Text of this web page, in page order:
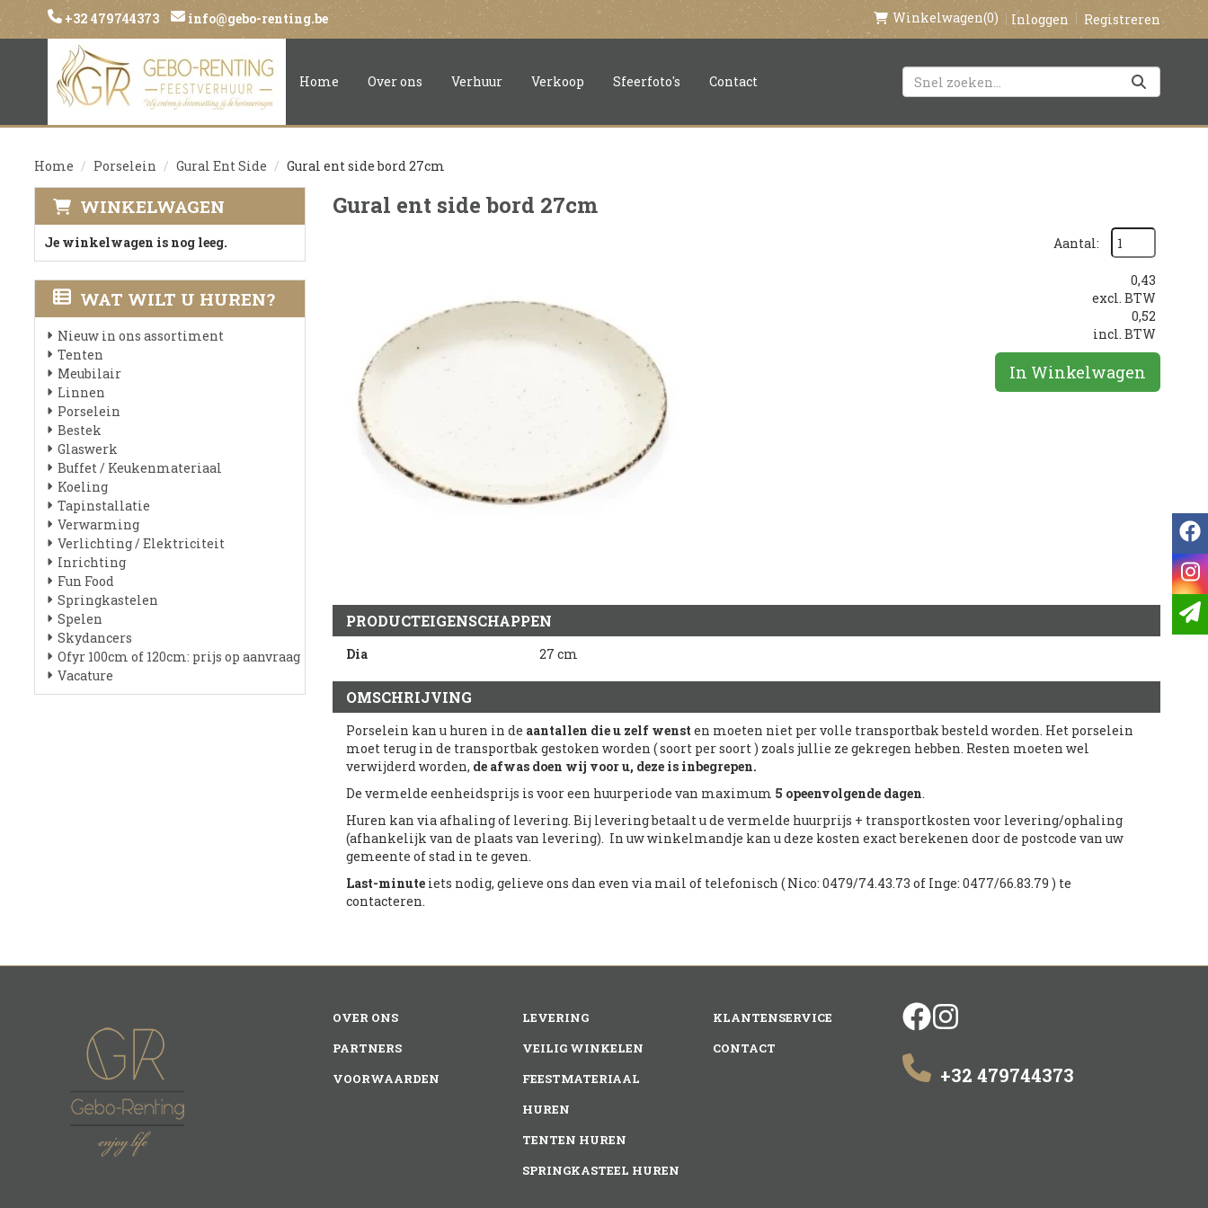
+32 479744373 info@gebo-renting.be Winkelwagen(0) Inloggen Registreren
Home Over ons Verhuur Verkoop Sfeerfoto's Contact
Home Porselein Gural Ent Side Gural ent side bord 27cm
WINKELWAGEN
Je winkelwagen is nog leeg.
WAT WILT U HUREN?
Nieuw in ons assortiment
Tenten
Meubilair
Linnen
Porselein
Bestek
Glaswerk
Buffet / Keukenmateriaal
Koeling
Tapinstallatie
Verwarming
Verlichting / Elektriciteit
Inrichting
Fun Food
Springkastelen
Spelen
Skydancers
Ofyr 100cm of 120cm: prijs op aanvraag
Vacature
Gural ent side bord 27cm
Aantal:
0,43
excl. BTW
0,52
incl. BTW
In Winkelwagen
PRODUCTEIGENSCHAPPEN
Dia 27 cm
OMSCHRIJVING
Porselein kan u huren in de aantallen die u zelf wenst en moeten niet per volle transportbak besteld worden. Het porselein
moet terug in de transportbak gestoken worden ( soort per soort ) zoals jullie ze gekregen hebben. Resten moeten wel
verwijderd worden, de afwas doen wij voor u, deze is inbegrepen.
De vermelde eenheidsprijs is voor een huurperiode van maximum 5 opeenvolgende dagen.
Huren kan via afhaling of levering. Bij levering betaalt u de vermelde huurprijs + transportkosten voor levering/ophaling
(afhankelijk van de plaats van levering). In uw winkelmandje kan u deze kosten exact berekenen door de postcode van uw
gemeente of stad in te geven.
Last-minute iets nodig, gelieve ons dan even via mail of telefonisch ( Nico: 0479/74.43.73 of Inge: 0477/66.83.79 ) te
contacteren.
OVER ONS
PARTNERS
VOORWAARDEN
LEVERING
VEILIG WINKELEN
FEESTMATERIAAL
HUREN
TENTEN HUREN
SPRINGKASTEEL HUREN
KLANTENSERVICE
CONTACT
facebook
+32 479744373